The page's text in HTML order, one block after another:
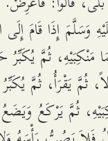
وَسَلَّمَ إِذَا قَامَ
مَنْكِبَيْهِ، ثُمَّ
ثُمَّ يَقْرَأُ، ثُمَّ
ثُمَّ يَرْكَعُ